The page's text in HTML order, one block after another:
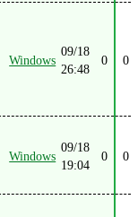
Windows
09/18
26:48
0 0
Windows
09/18
19:04
0 0